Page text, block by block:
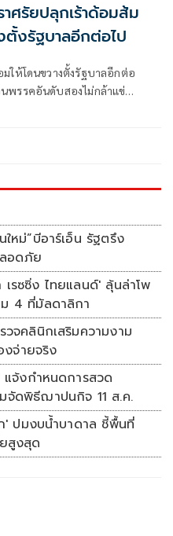
ศรัยปลุกเร้าด้อมส้ม
ตั้งรัฐบาลอีกต่อไป
มให้โดนขวางตั้งรัฐบาลอีกต่อ
พรรคอันดับสองไม่กล้าแข่ง
บีอาร์เอ็น รัฐตรึง
อดภัย
รซซิ่ง ไทยแลนด์' ลุ้นล่าโพ
4 ที่มัลดาลิกา
วจคลินิกเสริมความงาม
จ่ายจริง
จ้งกำหนดการสวด
จัดพิธีฌาปนกิจ 11 ส.ค.
' ปมงบน้ำบาดาล ชี้พื้นที่
สูงสุด